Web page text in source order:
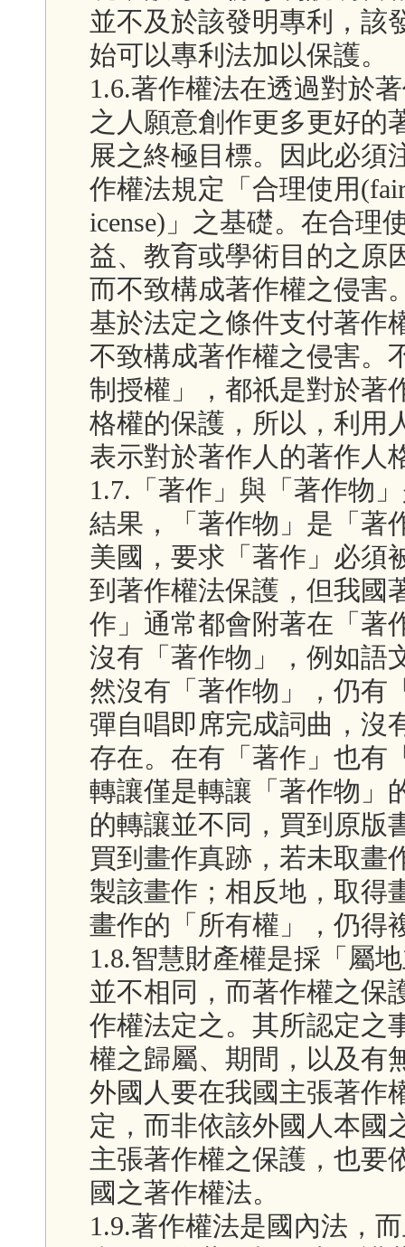
並不及於該發明專利，該
始可以專利法加以保護。
1.6.著作權法在透過對於
之人願意創作更多更好的
展之終極目標。因此必須
作權法規定「合理使用
icense)」之基礎。在合理
益、教育或學術目的之原
而不致構成著作權之侵害
基於法定之條件支付著作
不致構成著作權之侵害。
制授權」，都祇是對於著
格權的保護，所以，利用
表示對於著作人的著作人
1.7.「著作」與「著作物
結果，「著作物」是「著
美國，要求「著作」必須
到著作權法保護，但我國
作」通常都會附著在「著
沒有「著作物」，例如語
然沒有「著作物」，仍有
彈自唱即席完成詞曲，沒
存在。在有「著作」也有
轉讓僅是轉讓「著作物」
的轉讓並不同，買到原版
買到畫作真跡，若未取畫
製該畫作；相反地，取得
畫作的「所有權」，仍得
1.8.智慧財產權是採「屬
並不相同，而著作權之保
作權法定之。其所認定之
權之歸屬、期間，以及有
外國人要在我國主張著作
定，而非依該外國人本國
主張著作權之保護，也要
國之著作權法。
1.9.著作權法是國內法，